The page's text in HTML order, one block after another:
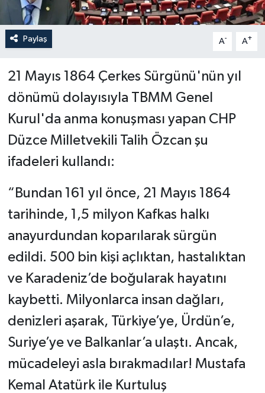
Paylaş A- A+
21 Mayıs 1864 Çerkes Sürgünü'nün yıl
dönümü dolayısıyla TBMM Genel
Kurul'da anma konuşması yapan CHP
Düzce Milletvekili Talih Özcan şu
ifadeleri kullandı:
“Bundan 161 yıl önce, 21 Mayıs 1864
tarihinde, 1,5 milyon Kafkas halkı
anayurdundan koparılarak sürgün
edildi. 500 bin kişi açlıktan, hastalıktan
ve Karadeniz’de boğularak hayatını
kaybetti. Milyonlarca insan dağları,
denizleri aşarak, Türkiye’ye, Ürdün’e,
Suriye’ye ve Balkanlar’a ulaştı. Ancak,
mücadeleyi asla bırakmadılar! Mustafa
Kemal Atatürk ile Kurtuluş